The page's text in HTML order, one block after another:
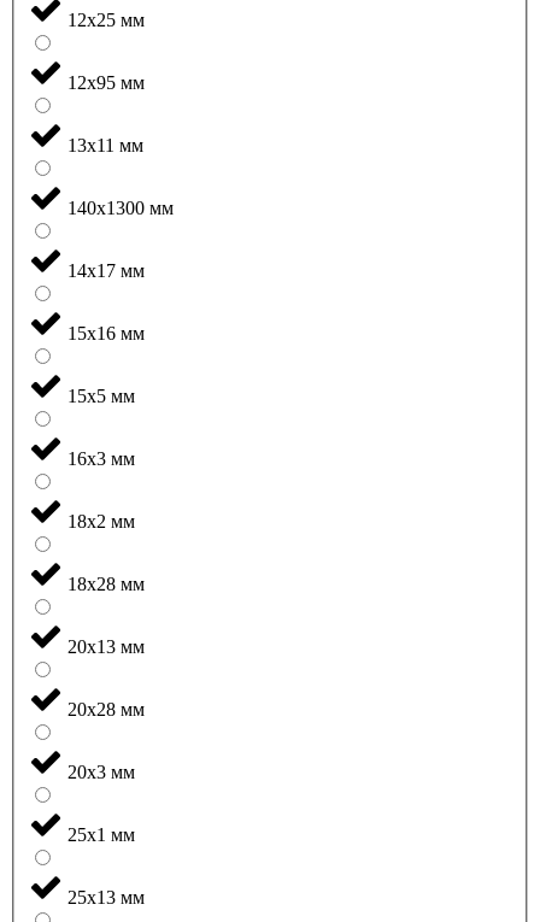
12x25 мм
12x95 мм
13x11 мм
140x1300 мм
14x17 мм
15x16 мм
15x5 мм
16x3 мм
18x2 мм
18x28 мм
20x13 мм
20x28 мм
20x3 мм
25x1 мм
25x13 мм